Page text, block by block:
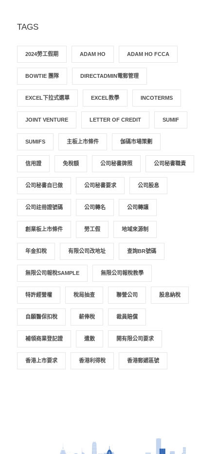
TAGS
2024勞工假期 ADAM HO ADAM HO FCCA
BOWTIE 團隊 DIRECTADMIN電郵管理
EXCEL下拉式選單 EXCEL教學 INCOTERMS
JOINT VENTURE LETTER OF CREDIT SUMIF
SUMIFS 主板上市條件 伽碼市場策劃
信用證 免稅額 公司秘書牌照 公司秘書職責
公司秘書自已做 公司秘書要求 公司股息
公司註冊證號碼 公司轉名 公司轉讓
創業板上市條件 勞工假 地域來源制
年金扣稅 有限公司改地址 查詢BR號碼
無限公司報稅SAMPLE 無限公司報稅教學
特許經營權 稅局抽查 聯營公司 股息納稅
自願醫保扣稅 薪俸稅 裁員賠償
補領商業登記證 遣散 開有限公司要求
香港上市要求 香港利得稅 香港郵遞區號